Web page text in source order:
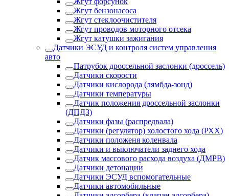
Жгут бензонасоса
Жгут стеклоочистителя
Жгут проводов моторного отсека
Жгут катушки зажигания
Датчики ЭСУД и контроля систем управления
авто
Патрубок дроссельной заслонки (дроссель)
Датчики скорости
Датчики кислорода (лямбда-зонд)
Датчики температуры
Датчик положения дроссельной заслонки
(ДПДЗ)
Датчики фазы (распредвала)
Датчики (регулятор) холостого хода (РХХ)
Датчики положеня коленвала
Датчики и выключатели заднего хода
Датчик массового расхода воздуха (ДМРВ)
Датчики детонации
Датчики ЭСУД вспомогательные
Датчики автомобильные